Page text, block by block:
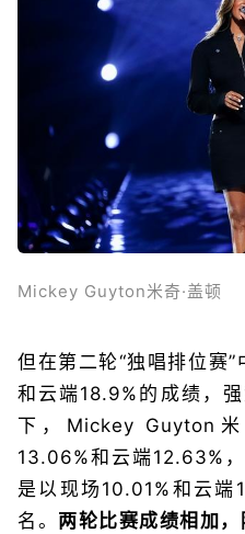
Mickey Guyton米奇·盖顿
但在第二轮“独唱排位赛
和云端18.9%的成绩，
下，Mickey Guyton
13.06%和云端12.63%
是以现场10.01%和云端
名。 两轮比赛成绩相加